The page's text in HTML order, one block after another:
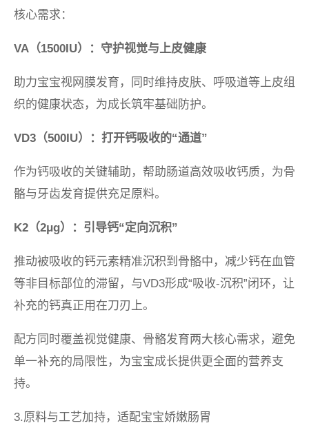
核心需求：
VA（1500IU）：守护视觉与上皮健康
助力宝宝视网膜发育，同时维持皮肤、呼吸道等上皮组
织的健康状态，为成长筑牢基础防护。
VD3（500IU）：打开钙吸收的“通道”
作为钙吸收的关键辅助，帮助肠道高效吸收钙质，为骨
骼与牙齿发育提供充足原料。
K2（2μg）：引导钙“定向沉积”
推动被吸收的钙元素精准沉积到骨骼中，减少钙在血管
等非目标部位的滞留，与VD3形成“吸收-沉积”闭环，让
补充的钙真正用在刀刃上。
配方同时覆盖视觉健康、骨骼发育两大核心需求，避免
单一补充的局限性，为宝宝成长提供更全面的营养支
持。
3.原料与工艺加持，适配宝宝娇嫩肠胃